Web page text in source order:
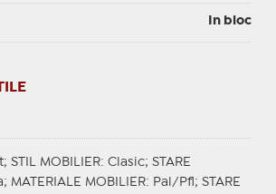
In bloc
STIL MOBILIER: Clasic; STARE
MATERIALE MOBILIER: Pal/Pfl; STARE